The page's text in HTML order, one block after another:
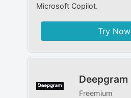
Microsoft Copilot.
Try Now
Deepgram
Freemium